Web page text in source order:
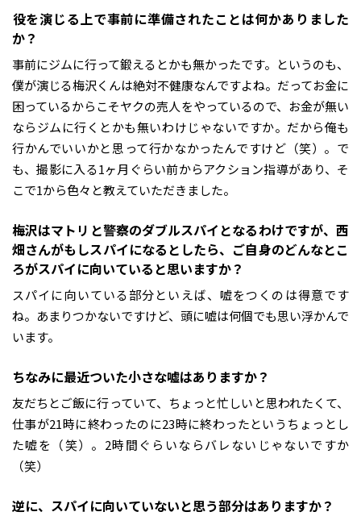
――役を演じる上で事前に準備されたことは何かありました
か？
事前にジムに行って鍛えるとかも無かったです。というのも、
僕が演じる梅沢くんは絶対不健康なんですよね。だってお金に
困っているからこそヤクの売人をやっているので、お金が無い
ならジムに行くとかも無いわけじゃないですか。だから俺も
行かんでいいかと思って行かなかったんですけど（笑）。で
も、撮影に入る1ヶ月ぐらい前からアクション指導があり、そ
こで1から色々と教えていただきました。
――梅沢はマトリと警察のダブルスパイとなるわけですが、西
畑さんがもしスパイになるとしたら、ご自身のどんなとこ
ろがスパイに向いていると思いますか？
スパイに向いている部分といえば、嘘をつくのは得意です
ね。あまりつかないですけど、頭に嘘は何個でも思い浮かんで
います。
――ちなみに最近ついた小さな嘘はありますか？
友だちとご飯に行っていて、ちょっと忙しいと思われたくて、
仕事が21時に終わったのに23時に終わったというちょっとし
た嘘を（笑）。2時間ぐらいならバレないじゃないですか
（笑）
――逆に、スパイに向いていないと思う部分はありますか？